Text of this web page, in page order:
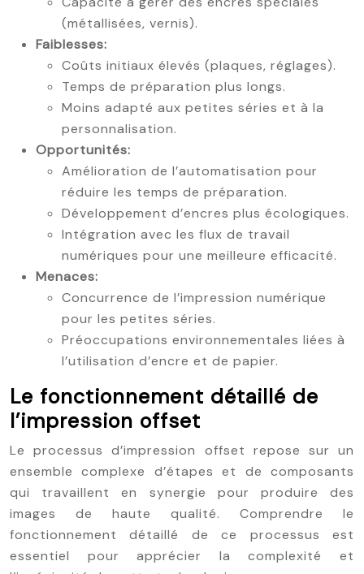
(métallisées, vernis).
Faiblesses:
Coûts initiaux élevés (plaques, réglages).
Temps de préparation plus longs.
Moins adapté aux petites séries et à la
personnalisation.
Opportunités:
Amélioration de l’automatisation pour
réduire les temps de préparation.
Développement d’encres plus écologiques.
Intégration avec les flux de travail
numériques pour une meilleure efficacité.
Menaces:
Concurrence de l’impression numérique
pour les petites séries.
Préoccupations environnementales liées à
l’utilisation d’encre et de papier.
Le fonctionnement détaillé de
l’impression offset
Le processus d’impression offset repose sur un
ensemble complexe d’étapes et de composants
qui travaillent en synergie pour produire des
images de haute qualité. Comprendre le
fonctionnement détaillé de ce processus est
essentiel pour apprécier la complexité et